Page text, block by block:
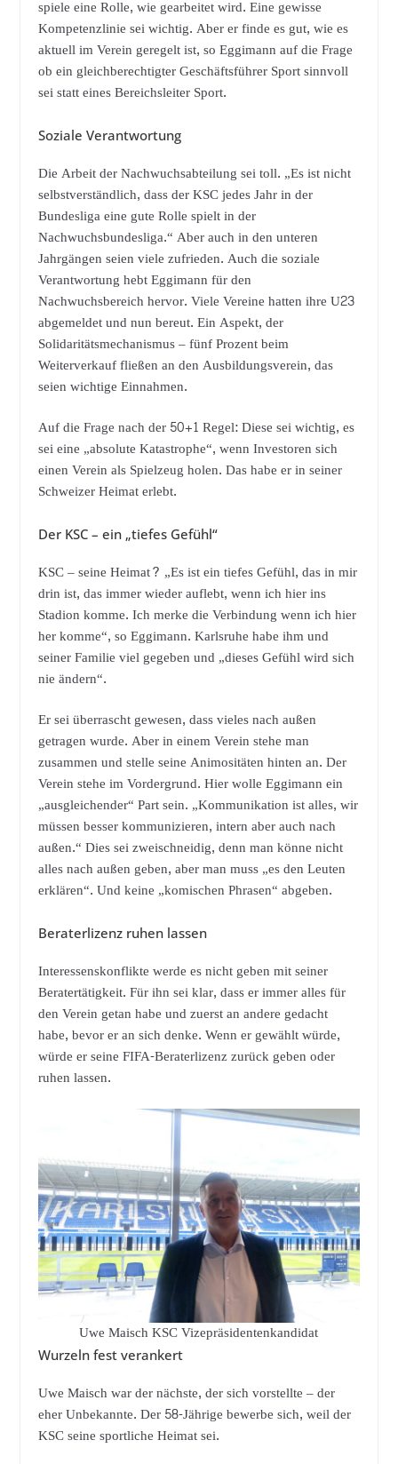
spiele eine Rolle, wie gearbeitet wird. Eine gewisse
Kompetenzlinie sei wichtig. Aber er finde es gut, wie es
aktuell im Verein geregelt ist, so Eggimann auf die Frage
ob ein gleichberechtigter Geschäftsführer Sport sinnvoll
sei statt eines Bereichsleiter Sport.
Soziale Verantwortung
Die Arbeit der Nachwuchsabteilung sei toll. „Es ist nicht
selbstverständlich, dass der KSC jedes Jahr in der
Bundesliga eine gute Rolle spielt in der
Nachwuchsbundesliga.“ Aber auch in den unteren
Jahrgängen seien viele zufrieden. Auch die soziale
Verantwortung hebt Eggimann für den
Nachwuchsbereich hervor. Viele Vereine hatten ihre U23
abgemeldet und nun bereut. Ein Aspekt, der
Solidaritätsmechanismus – fünf Prozent beim
Weiterverkauf fließen an den Ausbildungsverein, das
seien wichtige Einnahmen.
Auf die Frage nach der 50+1 Regel: Diese sei wichtig, es
sei eine „absolute Katastrophe“, wenn Investoren sich
einen Verein als Spielzeug holen. Das habe er in seiner
Schweizer Heimat erlebt.
Der KSC – ein „tiefes Gefühl“
KSC – seine Heimat? „Es ist ein tiefes Gefühl, das in mir
drin ist, das immer wieder auflebt, wenn ich hier ins
Stadion komme. Ich merke die Verbindung wenn ich hier
her komme“, so Eggimann. Karlsruhe habe ihm und
seiner Familie viel gegeben und „dieses Gefühl wird sich
nie ändern“.
Er sei überrascht gewesen, dass vieles nach außen
getragen wurde. Aber in einem Verein stehe man
zusammen und stelle seine Animositäten hinten an. Der
Verein stehe im Vordergrund. Hier wolle Eggimann ein
„ausgleichender“ Part sein. „Kommunikation ist alles, wir
müssen besser kommunizieren, intern aber auch nach
außen.“ Dies sei zweischneidig, denn man könne nicht
alles nach außen geben, aber man muss „es den Leuten
erklären“. Und keine „komischen Phrasen“ abgeben.
Beraterlizenz ruhen lassen
Interessenskonflikte werde es nicht geben mit seiner
Beratertätigkeit. Für ihn sei klar, dass er immer alles für
den Verein getan habe und zuerst an andere gedacht
habe, bevor er an sich denke. Wenn er gewählt würde,
würde er seine FIFA-Beraterlizenz zurück geben oder
ruhen lassen.
Uwe Maisch KSC Vizepräsidentenkandidat
Wurzeln fest verankert
Uwe Maisch war der nächste, der sich vorstellte – der
eher Unbekannte. Der 58-Jährige bewerbe sich, weil der
KSC seine sportliche Heimat sei.